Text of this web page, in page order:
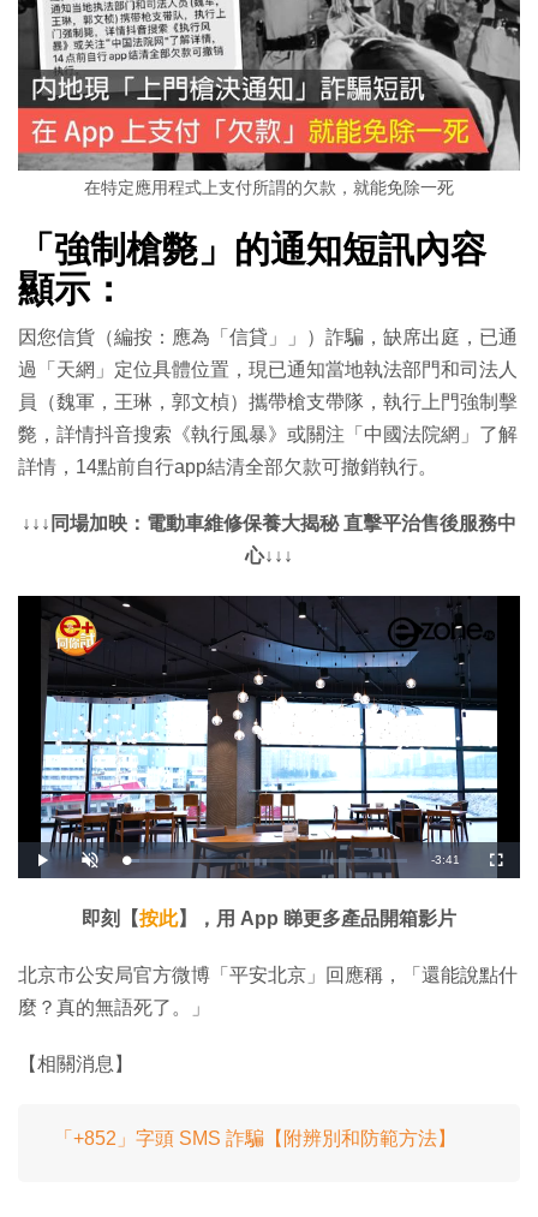
在特定應用程式上支付所謂的欠款，就能免除一死
「強制槍斃」的通知短訊內容
顯示：
因您信貨（編按：應為「信貸」」）詐騙，缺席出庭，已通
過「天網」定位具體位置，現已通知當地執法部門和司法人
員（魏軍，王琳，郭文楨）攜帶槍支帶隊，執行上門強制擊
斃，詳情抖音搜索《執行風暴》或關注「中國法院網」了解
詳情，14點前自行app結清全部欠款可撤銷執行。
↓↓↓同場加映：電動車維修保養大揭秘 直擊平治售後服務中
心↓↓↓
播
放
開
啟
載
入
:
4
%
剩
時
間
-3:41
全
螢
即刻【按此】，用 App 睇更多產品開箱影片
北京市公安局官方微博「平安北京」回應稱，「還能說點什
麼？真的無語死了。」
【相關消息】
「+852」字頭 SMS 詐騙【附辨別和防範方法】